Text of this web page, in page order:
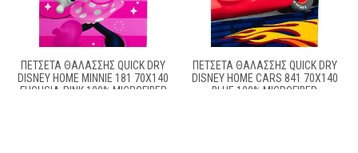
ΠΕΤΣΈΤΑ ΘΑΛΆΣΣΗΣ QUICK DRY
DISNEY HOME MINNIE 181 70X140
FUCHSIA-PINK 100% MICROFIBER
ΠΕΤΣΈΤΑ ΘΑΛΆΣΣΗΣ QUICK DRY
DISNEY HOME CARS 841 70X140
BLUE 100% MICROFIBER